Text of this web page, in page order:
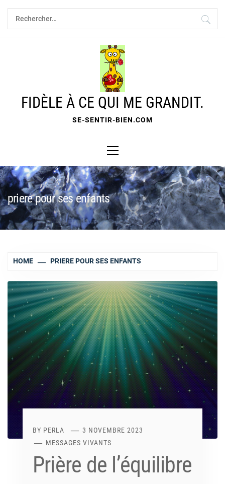
Skip
content
Rechercher :
FIDÈLE À CE QUI ME GRANDIT.
SE-SENTIR-BIEN.COM
Menu
priere pour ses enfants
HOME PRIERE POUR SES ENFANTS
BY PERLA
3 NOVEMBRE 2023
MESSAGES VIVANTS
Prière de l’équilibre